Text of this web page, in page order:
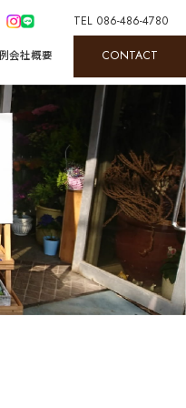
例
会社概要
会
CONTACT
TEL 086-486-4780